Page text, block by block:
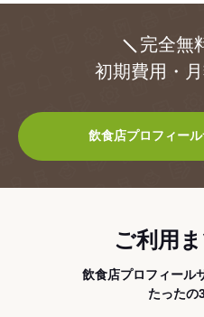
完全無
初期費用・
飲食店プロフィー
ご利用
飲食店プロフィール
たったの